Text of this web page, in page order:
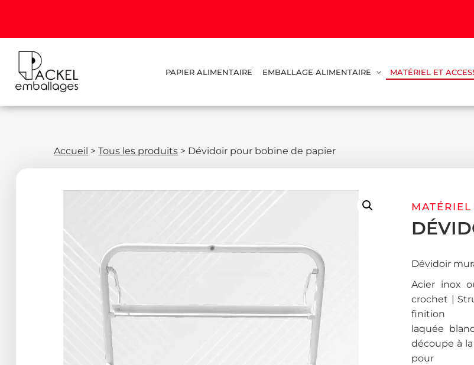
PAPIER ALIMENTAIRE EMBALLAGE ALIMENTAIRE MATÉRIEL ET
Accueil >Tous les produits > Dévidoir pour bobine de papier
Dévidoir
Acier inox
crochet |
finition
laquée
découpe à
pour